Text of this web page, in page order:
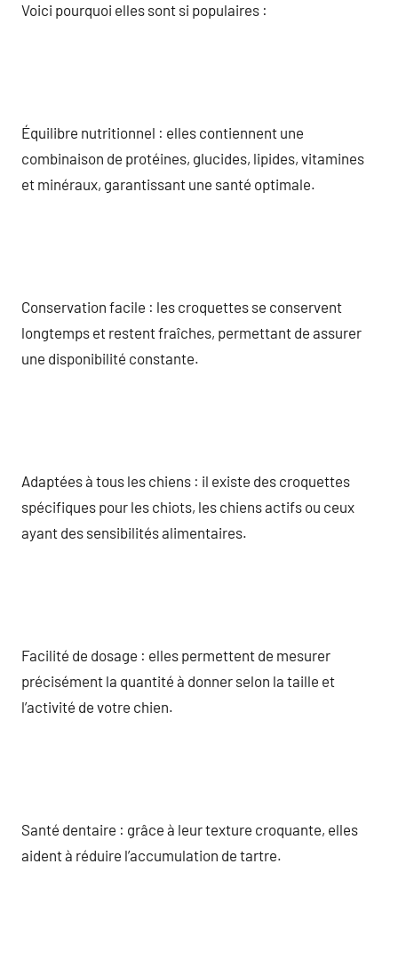
Voici pourquoi elles sont si populaires :
Équilibre nutritionnel : elles contiennent une
combinaison de protéines, glucides, lipides, vitamines
et minéraux, garantissant une santé optimale.
Conservation facile : les croquettes se conservent
longtemps et restent fraîches, permettant de assurer
une disponibilité constante.
Adaptées à tous les chiens : il existe des croquettes
spécifiques pour les chiots, les chiens actifs ou ceux
ayant des sensibilités alimentaires.
Facilité de dosage : elles permettent de mesurer
précisément la quantité à donner selon la taille et
l’activité de votre chien.
Santé dentaire : grâce à leur texture croquante, elles
aident à réduire l’accumulation de tartre.